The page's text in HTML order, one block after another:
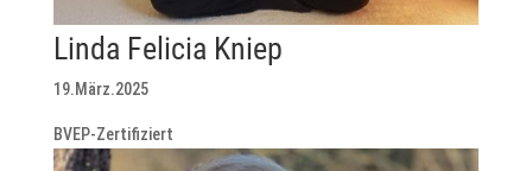
Linda Felicia Kniep
19.März.2025
BVEP-Zertifiziert